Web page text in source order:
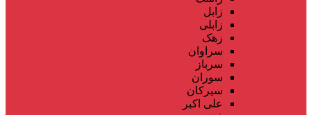
زابل
زابلی
زهک
سراوان
سرباز
سوران
سیرکان
علی اکبر